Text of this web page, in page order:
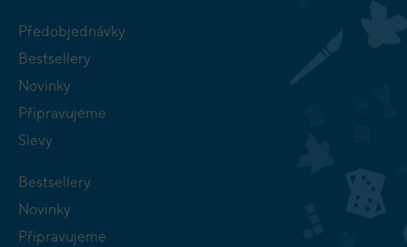
Předobjednávky
Bestsellery
Novinky
Připravujeme
Slevy
Bestsellery
Novinky
Připravujeme